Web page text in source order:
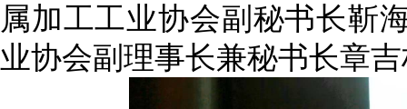
属加工工业协会副秘书长靳
业协会副理事长兼秘书长章